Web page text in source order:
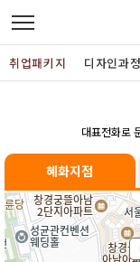
디자인정규과정
디자인단과과정
게임과정
취업패키지 디자인과정
대표전화로
혜화지점